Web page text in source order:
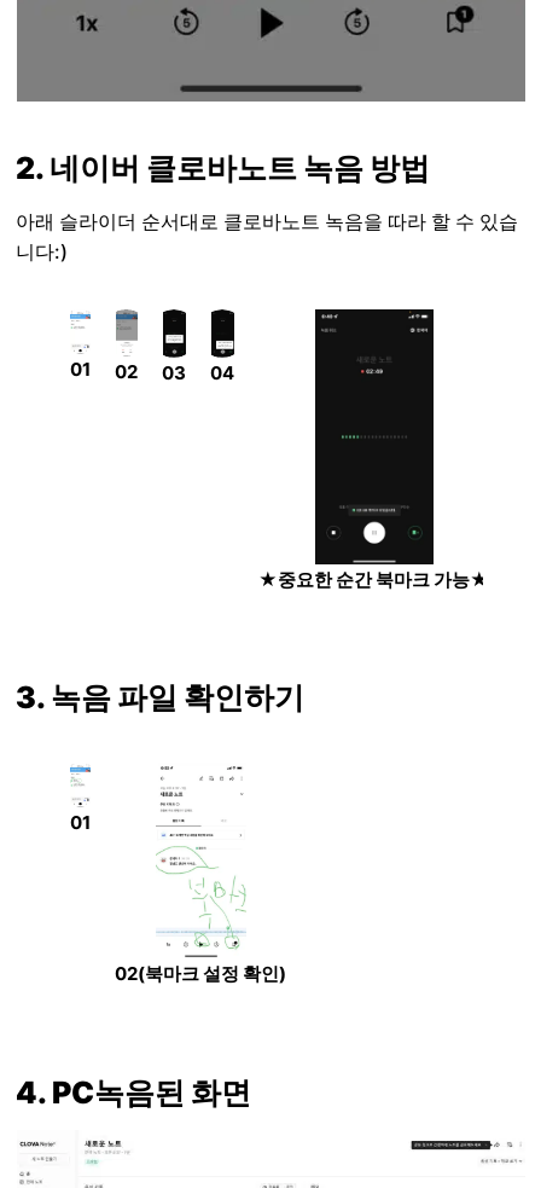
2. 네이버 클로바노트 녹음 방법
아래 슬라이더 순서대로 클로바노트 녹음을 따라 할 수 있습
니다:)
01 02 03 04
★중요한 순간 북마크 가능★
3. 녹음 파일 확인하기
01
02(북마크 설정 확인)
4. PC녹음된 화면